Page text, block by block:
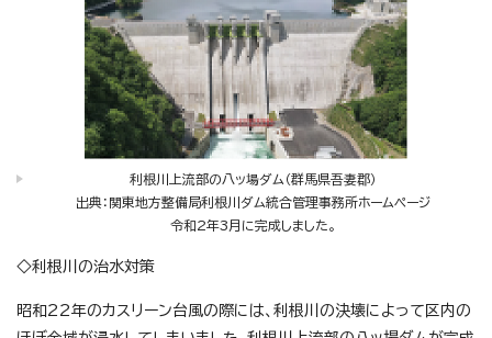
利根川上流部の八ッ場ダム（群馬県吾妻郡）
出典：関東地方整備局利根川ダム統合管理事務所ホームページ
令和2年3月に完成しました。
◇利根川の治水対策
昭和22年のカスリーン台風の際には、利根川の決壊によって区内の